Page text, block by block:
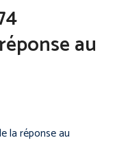
au
la réponse au